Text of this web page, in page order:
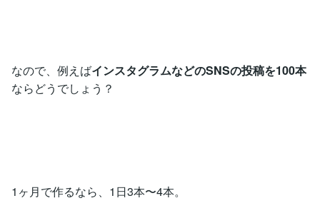
なので、例えばインスタグラムなどのSNSの投稿を100本
ならどうでしょう？
1ヶ月で作るなら、1日3本〜4本。